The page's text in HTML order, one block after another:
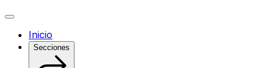
Inicio
Secciones